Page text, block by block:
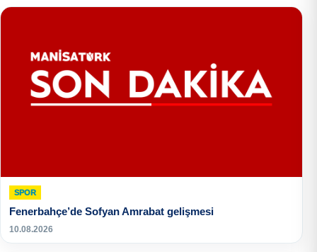
SPOR
Fenerbahçe’de Sofyan Amrabat gelişmesi
10.08.2026